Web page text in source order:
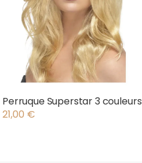
Perruque Superstar 3 couleurs
21,00 €